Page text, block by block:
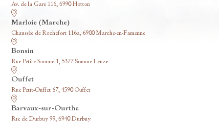
Av. de la Gare 116, 6990 Hotton
Marloie (Marche)
Chaussée de Rochefort 116a, 6900 Marche-en-Famenne
Bonsin
Rue Petite-Somme 1, 5377 Somme-Leuze
Ouffet
Rue Petit-Ouffet 67, 4590 Ouffet
Barvaux-sur-Ourthe
Rte de Durbuy 99, 6940 Durbuy